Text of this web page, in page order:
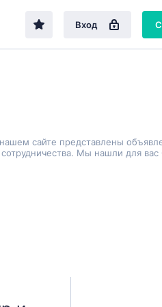
Вход
сайте представлены
Мы нашли для вас